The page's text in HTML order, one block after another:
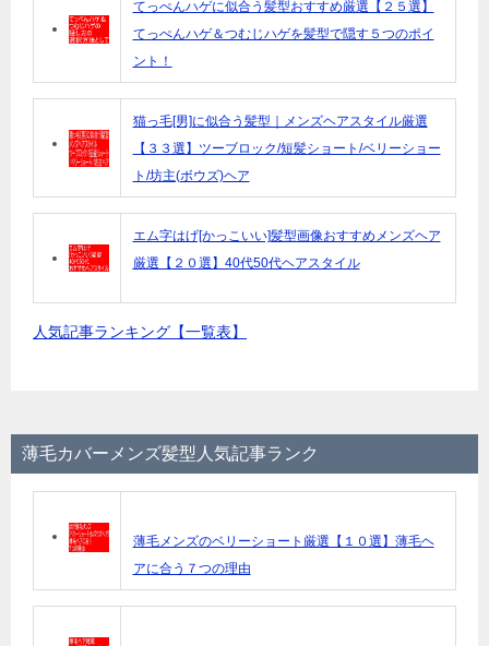
てっぺんハゲに似合う髪型おすすめ厳選【２５選】
てっぺんハゲ＆つむじハゲを髪型で隠す５つのポイ
ント！
猫っ毛[男]に似合う髪型｜メンズヘアスタイル厳選
【３３選】ツーブロック/短髪ショート/ベリーショー
ト/坊主(ボウズ)ヘア
エム字はげ[かっこいい]髪型画像おすすめメンズヘア
厳選【２０選】40代50代ヘアスタイル
人気記事ランキング【一覧表】
薄毛カバーメンズ髪型人気記事ランク
薄毛メンズのベリーショート厳選【１０選】薄毛ヘ
アに合う７つの理由